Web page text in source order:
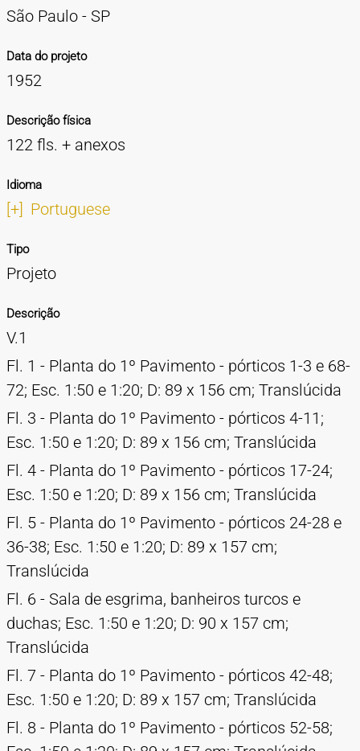
São Paulo - SP
Data do projeto
1952
Descrição física
122 fls. + anexos
Idioma
[+] Portuguese
Tipo
Projeto
Descrição
V.1
Fl. 1 - Planta do 1º Pavimento - pórticos 1-3 e 68-
72; Esc. 1:50 e 1:20; D: 89 x 156 cm; Translúcida
Fl. 3 - Planta do 1º Pavimento - pórticos 4-11;
Esc. 1:50 e 1:20; D: 89 x 156 cm; Translúcida
Fl. 4 - Planta do 1º Pavimento - pórticos 17-24;
Esc. 1:50 e 1:20; D: 89 x 156 cm; Translúcida
Fl. 5 - Planta do 1º Pavimento - pórticos 24-28 e
36-38; Esc. 1:50 e 1:20; D: 89 x 157 cm;
Translúcida
Fl. 6 - Sala de esgrima, banheiros turcos e
duchas; Esc. 1:50 e 1:20; D: 90 x 157 cm;
Translúcida
Fl. 7 - Planta do 1º Pavimento - pórticos 42-48;
Esc. 1:50 e 1:20; D: 89 x 157 cm; Translúcida
Fl. 8 - Planta do 1º Pavimento - pórticos 52-58;